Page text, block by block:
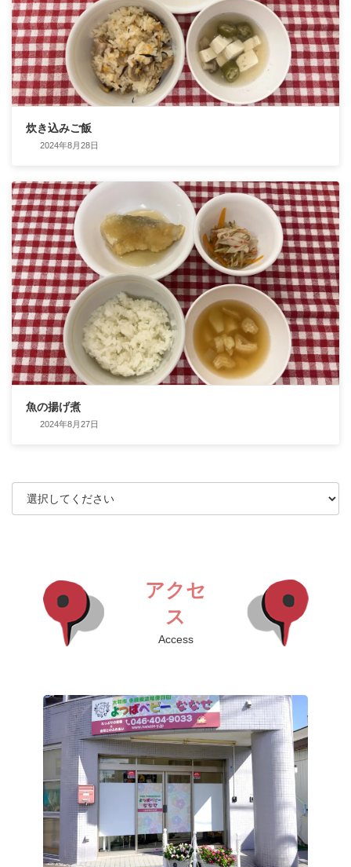
炊き込みご飯
2024年8月28日
魚の揚げ煮
2024年8月27日
アクセ
ス
Access